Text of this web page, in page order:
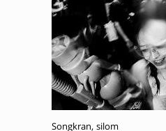
Songkran, silom